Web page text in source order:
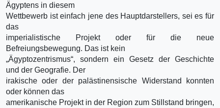
Ägyptens in diesem
Wettbewerb ist einfach jene des Hauptdarstellers, sei es für
das
imperialistische Projekt oder für die neue
Befreiungsbewegung. Das ist kein
„Ägyptozentrismus“, sondern ein Gesetz der Geschichte
und der Geografie. Der
irakische oder der palästinensische Widerstand konnten
oder können das
amerikanische Projekt in der Region zum Stillstand bringen,